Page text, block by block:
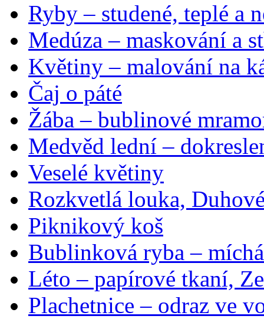
Ryby – studené, teplé a
Medúza – maskování a
Květiny – malování na
Čaj o páté
Žába – bublinové
Medvěd lední –
Veselé květiny
Rozkvetlá louka,
Piknikový koš
Bublinková ryba –
Léto – papírové tkaní,
Plachetnice – odraz ve